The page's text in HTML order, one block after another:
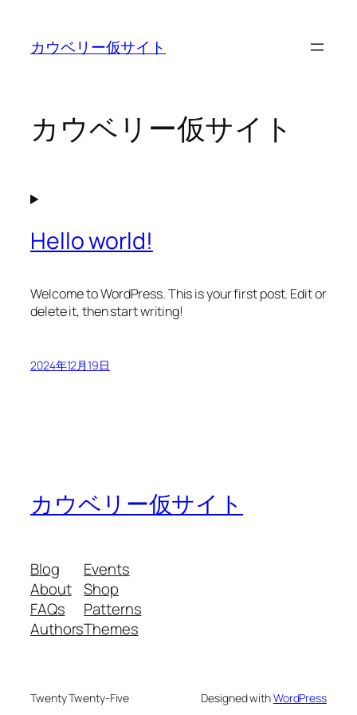
カウベリー仮サイト
カウベリー仮サイト
Hello world!
Welcome to WordPress. This is your first post. Edit or
delete it, then start writing!
2024年12月19日
カウベリー仮サイト
Blog
About
FAQs
Authors
Events
Shop
Patterns
Themes
Twenty Twenty-Five Designed withWordPress